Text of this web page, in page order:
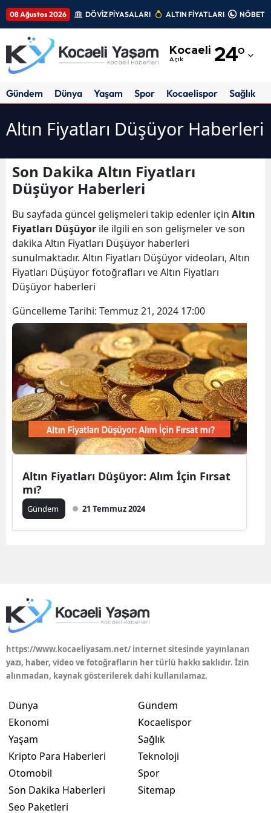
08 Ağustos 2026 DÖVİZ PİYASALARI ALTIN FİYATLARI
Kocaeli
Açık 24°
Adıyaman
Amasya
Ankara
Artvin
Aydın
Balıkesir
Bingöl
Bitlis
Bolu
Burdur
Bursa
Çanakkale
Çankırı
Çorum
Diyarbakır
Eskişehir
Gaziantep
Gündem Dünya Yaşam Spor Kocaelispor Sağlık
Altın Fiyatları Düşüyor Haberleri
Son Dakika Altın Fiyatları
Düşüyor Haberleri
Bu sayfada güncel gelişmeleri takip edenler için Altın
Fiyatları Düşüyor ile ilgili en son gelişmeler ve son
dakika Altın Fiyatları Düşüyor haberleri
sunulmaktadır. Altın Fiyatları Düşüyor videoları, Altın
Fiyatları Düşüyor fotoğrafları ve Altın Fiyatları
Düşüyor haberleri
Güncelleme Tarihi: Temmuz 21, 2024 17:00
Altın Fiyatları Düşüyor: Alım İçin Fırsat
mı?
Gündem 21 Temmuz 2024
https://www.kocaeliyasam.net/ internet sitesinde yayınlanan
yazı, haber, video ve fotoğrafların her türlü hakkı saklıdır. İzin
alınmadan, kaynak gösterilerek dahi kullanılamaz.
Dünya
Ekonomi
Yaşam
Kripto Para Haberleri
Otomobil
Son Dakika Haberleri
Seo Paketleri
Gündem
Kocaelispor
Sağlık
Teknoloji
Spor
Sitemap